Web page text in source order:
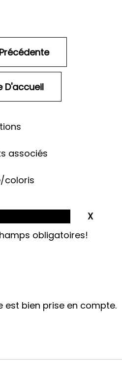
associés
coloris
obligatoires!
est bien prise en compte.